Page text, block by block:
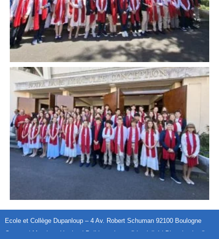
Ecole et Collège Dupanloup – 4 Av. Robert Schuman 92100 Boulogne
Contact
| Mentions légales | Politique de confidentialité | Plan du site ©